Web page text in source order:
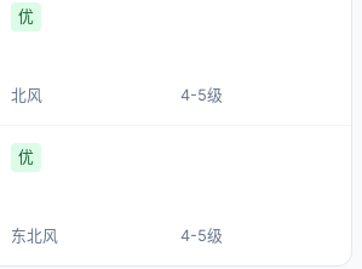
优
北风 4-5级
优
东北风 4-5级